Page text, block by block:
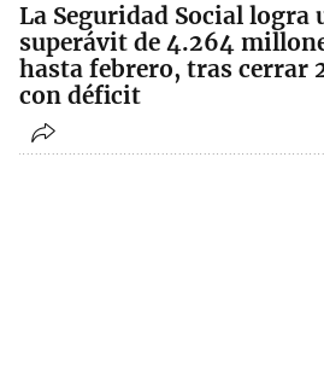
La Seguridad Social logra
superávit de 4.264
hasta febrero, tras cerrar
con déficit